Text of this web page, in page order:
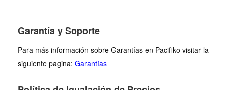
Garantía y Soporte
Para más información sobre Garantías en Pacifiko visitar la
siguiente pagina: Garantías